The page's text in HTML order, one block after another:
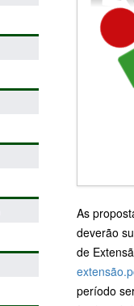
As
deverão
de
período